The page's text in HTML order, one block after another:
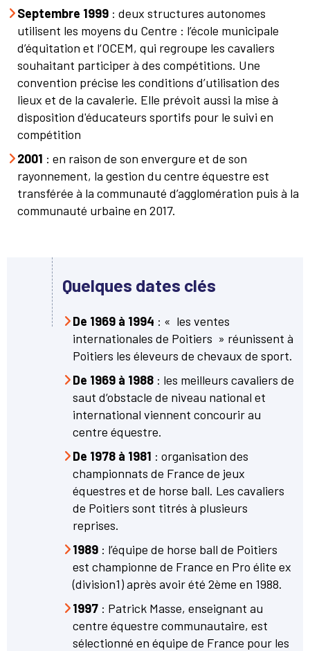
Septembre 1999 : deux structures autonomes
utilisent les moyens du Centre : l’école municipale
d’équitation et l‘OCEM, qui regroupe les cavaliers
souhaitant participer à des compétitions. Une
convention précise les conditions d’utilisation des
lieux et de la cavalerie. Elle prévoit aussi la mise à
disposition d'éducateurs sportifs pour le suivi en
compétition
2001 : en raison de son envergure et de son
rayonnement, la gestion du centre équestre est
transférée à la communauté d’agglomération puis à la
communauté urbaine en 2017.
Quelques dates clés
De 1969 à 1994 : « les ventes
internationales de Poitiers » réunissent à
Poitiers les éleveurs de chevaux de sport.
De 1969 à 1988 : les meilleurs cavaliers de
saut d‘obstacle de niveau national et
international viennent concourir au
centre équestre.
De 1978 à 1981 : organisation des
championnats de France de jeux
équestres et de horse ball. Les cavaliers
de Poitiers sont titrés à plusieurs
reprises.
1989 : l’équipe de horse ball de Poitiers
est championne de France en Pro élite ex
(division1) après avoir été 2ème en 1988.
1997 : Patrick Masse, enseignant au
centre équestre communautaire, est
sélectionné en équipe de France pour les